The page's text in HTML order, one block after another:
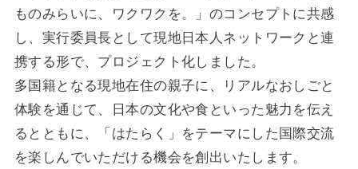
ものみらいに、ワクワクを。」のコンセプトに共感
し、実行委員長として現地日本人ネットワークと連
携する形で、プロジェクト化しました。
多国籍となる現地在住の親子に、リアルなおしごと
体験を通じて、日本の文化や食といった魅力を伝え
るとともに、「はたらく」をテーマにした国際交流
を楽しんでいただける機会を創出いたします。